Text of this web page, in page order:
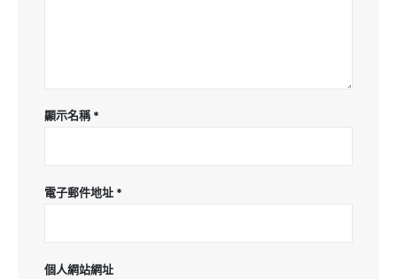
顯示名稱*
電子郵件地址 *
個人網站網址